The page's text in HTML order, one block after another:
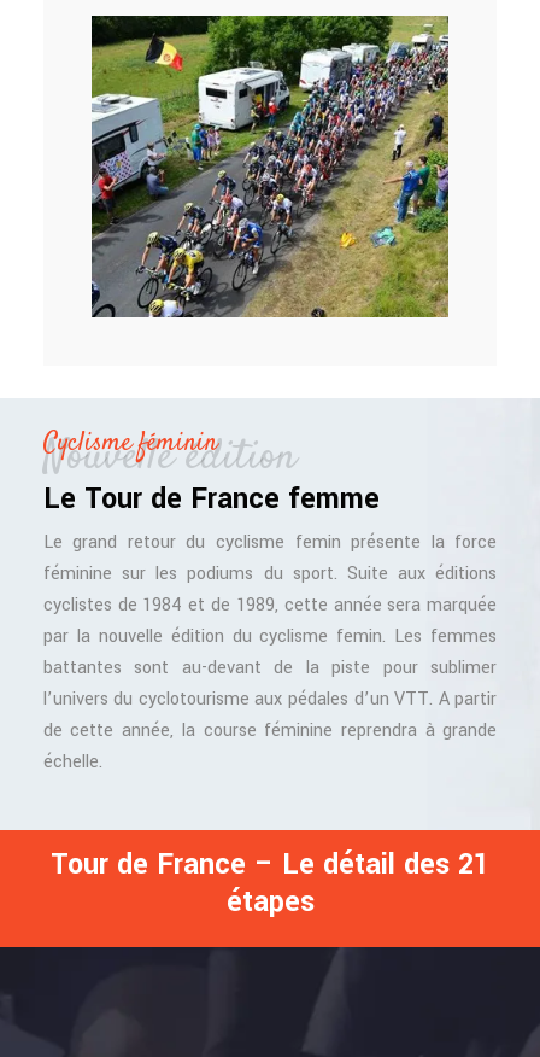
Nouvelle édition
Cyclisme féminin
Le Tour de France femme
Le grand retour du cyclisme femin présente la force
féminine sur les podiums du sport. Suite aux éditions
cyclistes de 1984 et de 1989, cette année sera marquée
par la nouvelle édition du cyclisme femin. Les femmes
battantes sont au-devant de la piste pour sublimer
l’univers du cyclotourisme aux pédales d’un VTT. A partir
de cette année, la course féminine reprendra à grande
échelle.
Tour de France – Le détail des 21
étapes